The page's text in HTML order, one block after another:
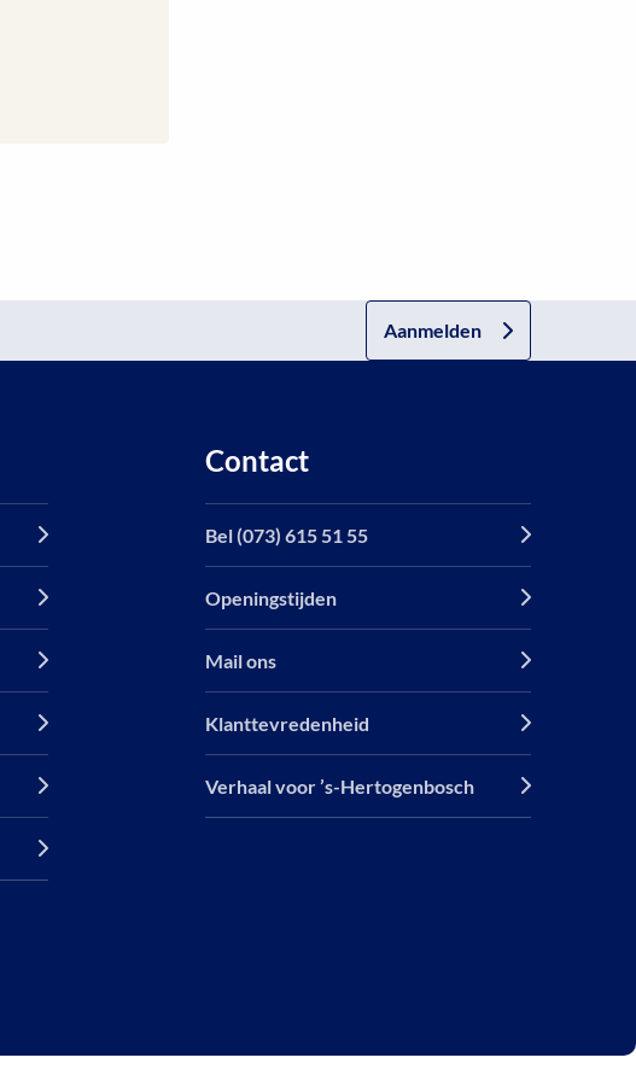
Aanmelden
Contact
Bel (073) 615 51 55
Openingstijden
Mail ons
Klanttevredenheid
Verhaal voor ’s-Hertogenbosch